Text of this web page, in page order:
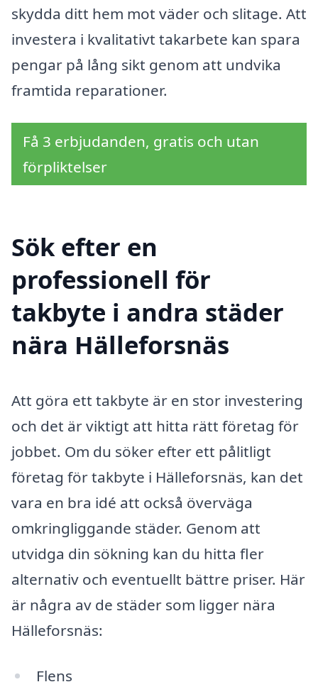
skydda ditt hem mot väder och slitage. Att
investera i kvalitativt takarbete kan spara
pengar på lång sikt genom att undvika
framtida reparationer.
Få 3 erbjudanden, gratis och utan
förpliktelser
Sök efter en
professionell för
takbyte i andra städer
nära Hälleforsnäs
Att göra ett takbyte är en stor investering
och det är viktigt att hitta rätt företag för
jobbet. Om du söker efter ett pålitligt
företag för takbyte i Hälleforsnäs, kan det
vara en bra idé att också överväga
omkringliggande städer. Genom att
utvidga din sökning kan du hitta fler
alternativ och eventuellt bättre priser. Här
är några av de städer som ligger nära
Hälleforsnäs:
Flens